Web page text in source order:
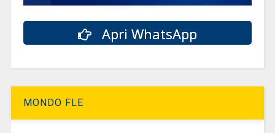
Apri WhatsApp
MONDO FLE